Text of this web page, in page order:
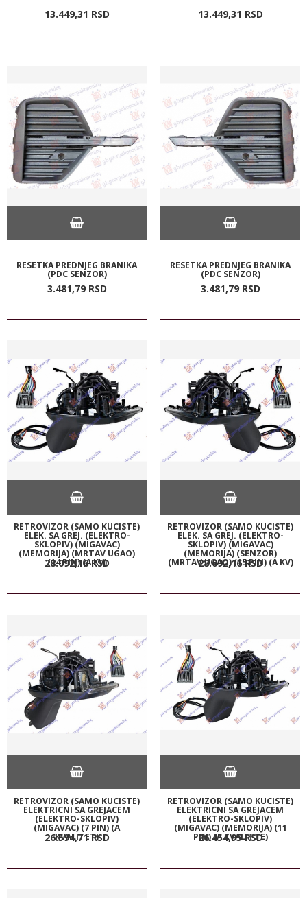
13.449,31 RSD 13.449,31 RSD
RESETKA PREDNJEG BRANIKA
(PDC SENZOR)
3.481,79 RSD
RESETKA PREDNJEG BRANIKA
(PDC SENZOR)
3.481,79 RSD
RETROVIZOR (SAMO KUCISTE)
ELEK. SA GREJ. (ELEKTRO-
SKLOPIV) (MIGAVAC)
(MEMORIJA) (MRTAV UGAO)
(14 PIN) (A KV)
28.092,16 RSD
RETROVIZOR (SAMO KUCISTE)
ELEK. SA GREJ. (ELEKTRO-
SKLOPIV) (MIGAVAC)
(MEMORIJA) (SENZOR)
(MRTAV UGAO) (15 PIN) (A KV)
28.092,16 RSD
RETROVIZOR (SAMO KUCISTE)
ELEKTRICNI SA GREJACEM
(ELEKTRO-SKLOPIV)
(MIGAVAC) (7 PIN) (A
KVALITET)
26.594,71 RSD
RETROVIZOR (SAMO KUCISTE)
ELEKTRICNI SA GREJACEM
(ELEKTRO-SKLOPIV)
(MIGAVAC) (MEMORIJA) (11
PIN) (A KVALITTE)
26.454,95 RSD